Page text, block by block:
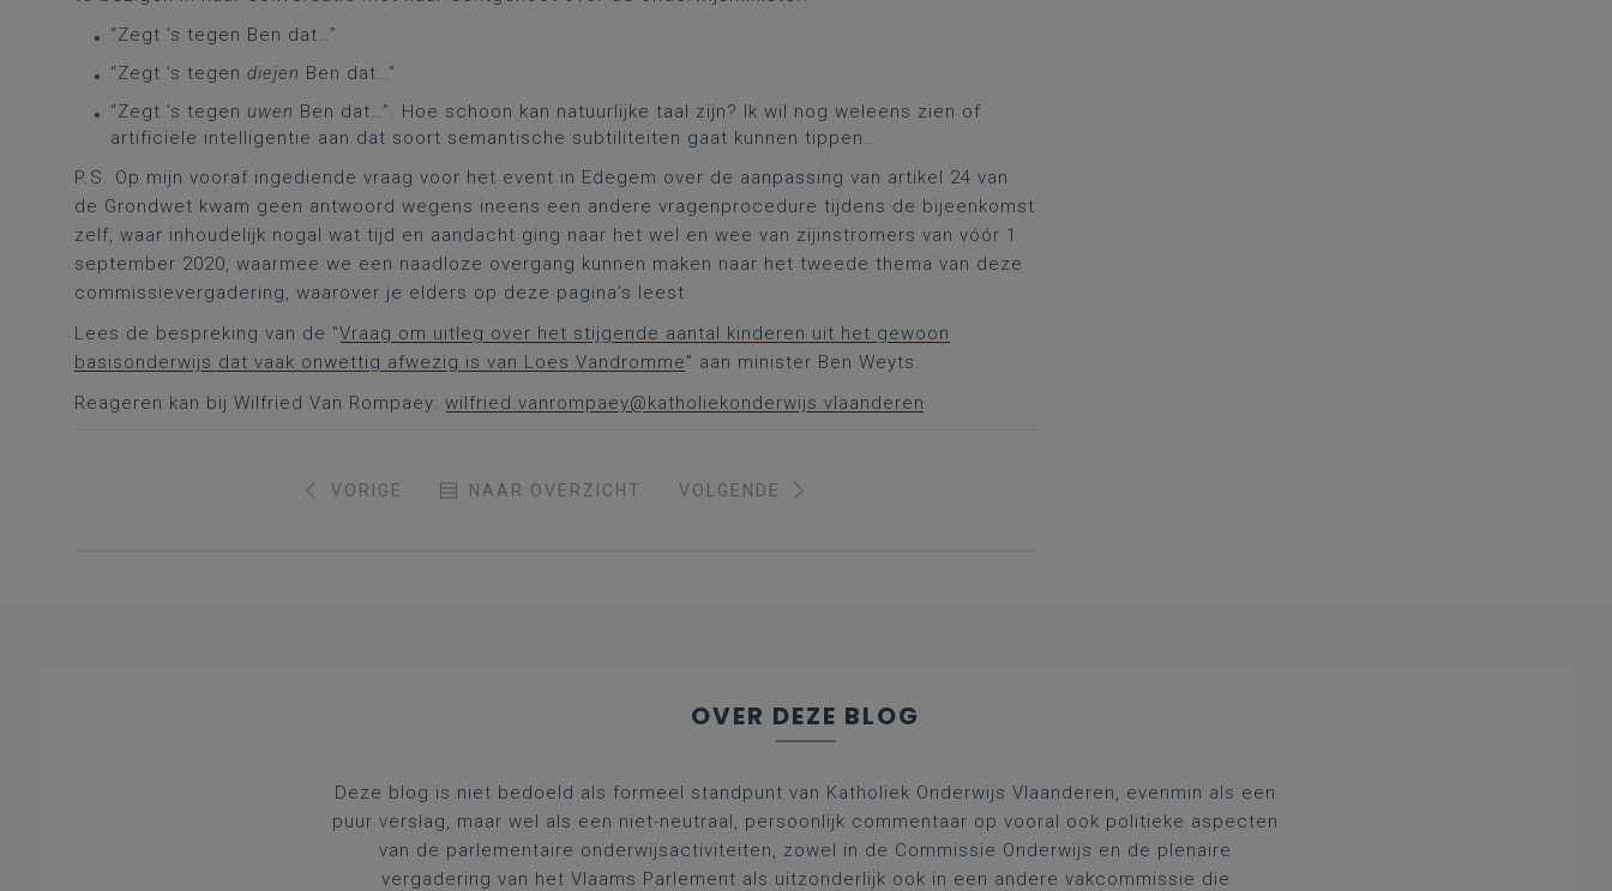
“Zegt ’s tegen Ben dat…”
“Zegt ’s tegen diejen Ben dat…”
“Zegt ’s tegen uwen Ben dat…”. Hoe schoon kan natuurlijke taal zijn? Ik wil nog weleens zien of
artificiële intelligentie aan dat soort semantische subtiliteiten gaat kunnen tippen…
P.S. Op mijn vooraf ingediende vraag voor het event in Edegem over de aanpassing van artikel 24 van
de Grondwet kwam geen antwoord wegens ineens een andere vragenprocedure tijdens de bijeenkomst
zelf, waar inhoudelijk nogal wat tijd en aandacht ging naar het wel en wee van zijinstromers van vóór 1
september 2020, waarmee we een naadloze overgang kunnen maken naar het tweede thema van deze
commissievergadering, waarover je elders op deze pagina’s leest.
Lees de bespreking van de “Vraag om uitleg over het stijgende aantal kinderen uit het gewoon
basisonderwijs dat vaak onwettig afwezig is van Loes Vandromme” aan minister Ben Weyts.
Reageren kan bij Wilfried Van Rompaey: wilfried.vanrompaey@katholiekonderwijs.vlaanderen
VORIGE NAAR OVERZICHT VOLGENDE
OVER DEZE BLOG
Deze blog is niet bedoeld als formeel standpunt van Katholiek Onderwijs Vlaanderen, evenmin als een
puur verslag, maar wel als een niet-neutraal, persoonlijk commentaar op vooral ook politieke aspecten
van de parlementaire onderwijsactiviteiten, zowel in de Commissie Onderwijs en de plenaire
vergadering van het Vlaams Parlement als uitzonderlijk ook in een andere vakcommissie die